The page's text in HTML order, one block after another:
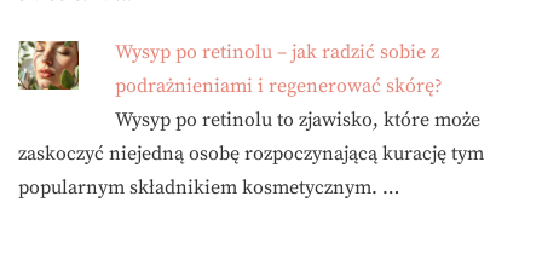
Wysyp po retinolu – jak radzić sobie z
podrażnieniami i regenerować skórę?
Wysyp po retinolu to zjawisko, które może
zaskoczyć niejedną osobę rozpoczynającą kurację tym
popularnym składnikiem kosmetycznym. …